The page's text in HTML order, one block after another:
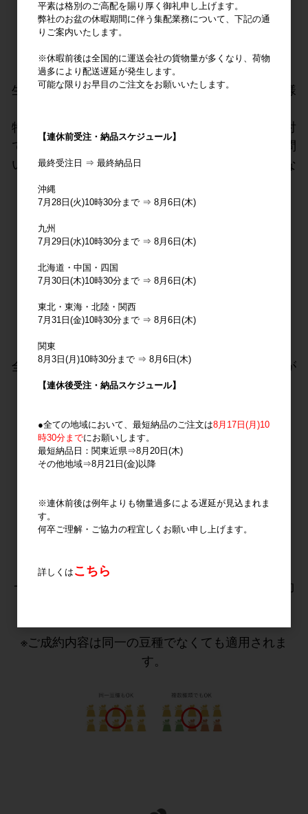
【入港前優先案内】
生産国より買い付けた商品を販売開始の前にお客様
特殊精製や人気の商品などを入港前に試飲し、検討
できます。特殊精製のように量が少ないものやお問
い合わせの多い人気商品などを事前に抑えやすくな
るため、非常に便利なサービスです。
【会員特別価格】
『LONG TRAIL MEMBER』『GOLD MEMBER』
『BROWN MEMBER』『GREEN MEMBER』は、
全ての商品を会員特別価格にて、ご購入することが
できます。
【まとめ買い割引】
一度のご成約(取り置き相談)で１０袋以上のご成約
※ご成約内容は同一の豆種でなくても適用されま
す。
平素は格別のご高配を賜り厚く御礼申し上げます。
弊社のお盆の休暇期間に伴う集配業務について、下記の通
りご案内いたします。
※休暇前後は全国的に運送会社の貨物量が多くなり、荷物
過多により配送遅延が発生します。
可能な限りお早目のご注文をお願いいたします。
【連休前受注・納品スケジュール】
最終受注日 ⇒ 最終納品日
沖縄
7月28日(火)10時30分まで ⇒ 8月6日(木)
九州
7月29日(水)10時30分まで ⇒ 8月6日(木)
北海道・中国・四国
7月30日(木)10時30分まで ⇒ 8月6日(木)
東北・東海・北陸・関西
7月31日(金)10時30分まで ⇒ 8月6日(木)
関東
8月3日(月)10時30分まで ⇒ 8月6日(木)
【連休後受注・納品スケジュール】
●全ての地域において、最短納品のご注文は8月17日(月)10
時30分までにお願いします。
最短納品日：関東近県⇒8月20日(木)
その他地域⇒8月21日(金)以降
※連休前後は例年よりも物量過多による遅延が見込まれま
す。
何卒ご理解・ご協力の程宜しくお願い申し上げます。
詳しくは こちら